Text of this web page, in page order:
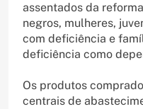
assentados da
negros, mulheres,
com deficiência e
deficiência como
Os produtos
centrais de